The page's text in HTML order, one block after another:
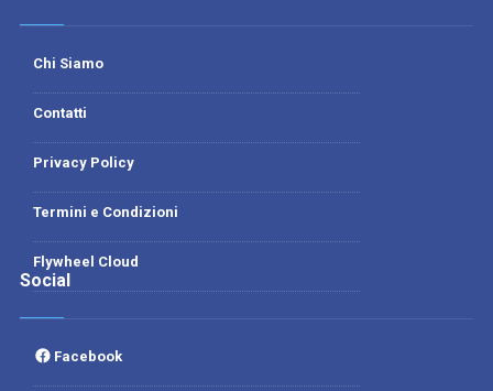
Chi Siamo
Contatti
Privacy Policy
Termini e Condizioni
Flywheel Cloud
Social
Facebook